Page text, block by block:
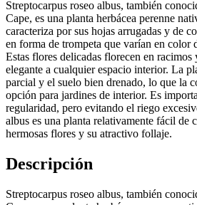
Streptocarpus roseo albus, también
Cape, es una planta herbácea perenne
caracteriza por sus hojas arrugadas y de
en forma de trompeta que varían en color
Estas flores delicadas florecen en racimos
elegante a cualquier espacio interior. La
parcial y el suelo bien drenado, lo que la
opción para jardines de interior. Es
regularidad, pero evitando el riego
albus es una planta relativamente fácil de
hermosas flores y su atractivo follaje.
Descripción
Streptocarpus roseo albus, también